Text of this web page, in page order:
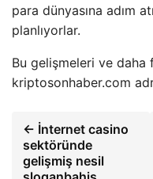
para dünyasına adım
planlıyorlar.
Bu gelişmeleri ve daha
kriptosonhaber.com
← İnternet casino
sektöründe
gelişmiş nesil